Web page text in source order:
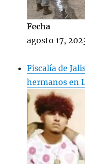
Fecha
agosto 17,
Fiscalía de
hermanos en